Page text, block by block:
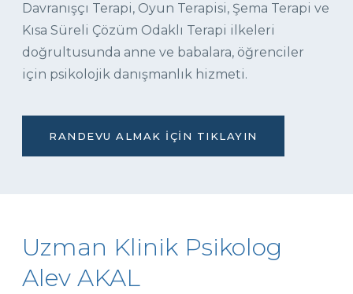
Davranışçı Terapi, Oyun Terapisi, Şema Terapi ve
Kısa Süreli Çözüm Odaklı Terapi ilkeleri
doğrultusunda anne ve babalara, öğrenciler
için psikolojik danışmanlık hizmeti.
RANDEVU ALMAK İÇIN TIKLAYIN
Uzman Klinik Psikolog
Alev AKAL